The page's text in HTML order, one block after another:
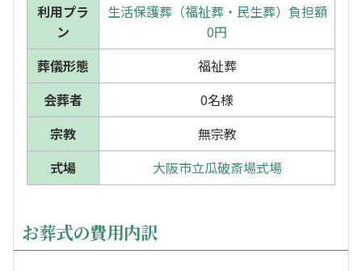
利用プラ
ン
生活保護葬（福祉葬・民生葬）負担額
0円
葬儀形態
福祉葬
会葬者
0名様
宗教
無宗教
式場
大阪市立瓜破斎場式場
お葬式の費用内訳